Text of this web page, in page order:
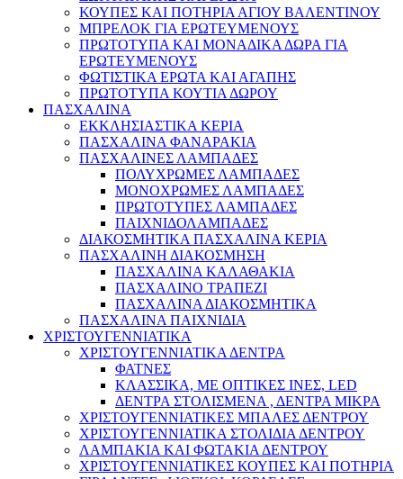
ΚΟΥΠΕΣ ΚΑΙ ΠΟΤΗΡΙΑ ΑΓΙΟΥ ΒΑΛΕΝΤΙΝΟΥ
ΜΠΡΕΛΟΚ ΓΙΑ ΕΡΩΤΕΥΜΕΝΟΥΣ
ΠΡΩΤΟΤΥΠΑ ΚΑΙ ΜΟΝΑΔΙΚΑ ΔΩΡΑ ΓΙΑ
ΕΡΩΤΕΥΜΕΝΟΥΣ
ΦΩΤΙΣΤΙΚΑ ΕΡΩΤΑ ΚΑΙ ΑΓΑΠΗΣ
ΠΡΩΤΟΤΥΠΑ ΚΟΥΤΙΑ ΔΩΡΟΥ
ΠΑΣΧΑΛΙΝΑ
ΕΚΚΛΗΣΙΑΣΤΙΚΑ ΚΕΡΙΑ
ΠΑΣΧΑΛΙΝΑ ΦΑΝΑΡΑΚΙΑ
ΠΑΣΧΑΛΙΝΕΣ ΛΑΜΠΑΔΕΣ
ΠΟΛΥΧΡΩΜΕΣ ΛΑΜΠΑΔΕΣ
ΜΟΝΟΧΡΩΜΕΣ ΛΑΜΠΑΔΕΣ
ΠΡΩΤΟΤΥΠΕΣ ΛΑΜΠΑΔΕΣ
ΠΑΙΧΝΙΔΟΛΑΜΠΑΔΕΣ
ΔΙΑΚΟΣΜΗΤΙΚΑ ΠΑΣΧΑΛΙΝΑ ΚΕΡΙΑ
ΠΑΣΧΑΛΙΝΗ ΔΙΑΚΟΣΜΗΣΗ
ΠΑΣΧΑΛΙΝΑ ΚΑΛΑΘΑΚΙΑ
ΠΑΣΧΑΛΙΝΟ ΤΡΑΠΕΖΙ
ΠΑΣΧΑΛΙΝΑ ΔΙΑΚΟΣΜΗΤΙΚΑ
ΠΑΣΧΑΛΙΝΑ ΠΑΙΧΝΙΔΙΑ
ΧΡΙΣΤΟΥΓΕΝΝΙΑΤΙΚΑ
ΧΡΙΣΤΟΥΓΕΝΝΙΑΤΙΚΑ ΔΕΝΤΡΑ
ΦΑΤΝΕΣ
ΚΛΑΣΣΙΚΑ, ΜΕ ΟΠΤΙΚΕΣ ΙΝΕΣ, LED
ΔΕΝΤΡΑ ΣΤΟΛΙΣΜΕΝΑ , ΔΕΝΤΡΑ ΜΙΚΡΑ
ΧΡΙΣΤΟΥΓΕΝΝΙΑΤΙΚΕΣ ΜΠΑΛΕΣ ΔΕΝΤΡΟΥ
ΧΡΙΣΤΟΥΓΕΝΝΙΑΤΙΚΑ ΣΤΟΛΙΔΙΑ ΔΕΝΤΡΟΥ
ΛΑΜΠΑΚΙΑ ΚΑΙ ΦΩΤΑΚΙΑ ΔΕΝΤΡΟΥ
ΧΡΙΣΤΟΥΓΕΝΝΙΑΤΙΚΕΣ ΚΟΥΠΕΣ ΚΑΙ ΠΟΤΗΡΙΑ